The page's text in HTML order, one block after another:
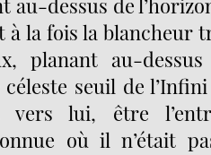
à la fois la blancheur
planant au-
céleste seuil de
vers lui, être
où il n’était